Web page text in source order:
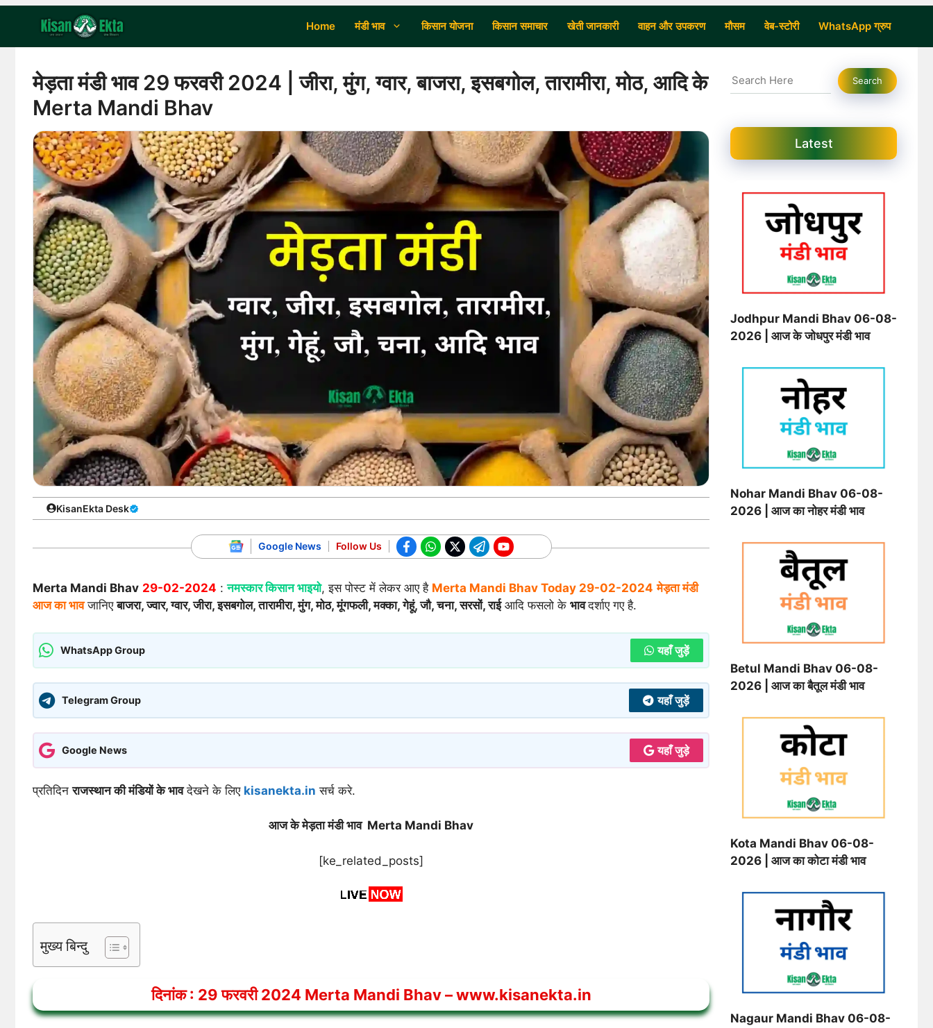
content
Home मंडी भाव किसान योजना किसान समाचार खेती जानकारी वाहन और उपकरण मौसम वेब-स्टोरी WhatsApp ग्रुप
मेड़ता मंडी भाव 29 फरवरी 2024 | जीरा, मुंग, ग्वार, बाजरा, इसबगोल, तारामीरा, मोठ, आदि के
Merta Mandi Bhav
KisanEkta Desk
Google News Follow Us
Merta Mandi Bhav 29-02-2024 :नमस्कार किसान भाइयो, इस पोस्ट में लेकर आए है Merta Mandi Bhav Today 29-02-2024 मेड़ता मंडी
आज का भावजानिएबाजरा, ज्वार, ग्वार, जीरा, इसबगोल, तारामीरा, मुंग, मोठ, मूंगफली, मक्का, गेहूं, जौ, चना, सरसों, राईआदि फसलो के भावदर्शाए गए है.
WhatsApp Group यहाँ जुड़ें
Telegram Group यहाँ जुड़ें
Google News यहाँ जुड़े
प्रतिदिनराजस्थान की मंडियों के भावदेखने के लिए kisanekta.in सर्च करे.
आज के मेड़ता मंडी भाव Merta Mandi Bhav
[ke_related_posts]
मुख्य बिन्दु
दिनांक : 29 फरवरी 2024 Merta Mandi Bhav – www.kisanekta.in
Search Search
Latest
Jodhpur Mandi Bhav 06-08-
2026 | आज के जोधपुर मंडी भाव
Nohar Mandi Bhav 06-08-
2026 | आज का नोहर मंडी भाव
Betul Mandi Bhav 06-08-
2026 | आज का बैतूल मंडी भाव
Kota Mandi Bhav 06-08-
2026 | आज का कोटा मंडी भाव
Nagaur Mandi Bhav 06-08-